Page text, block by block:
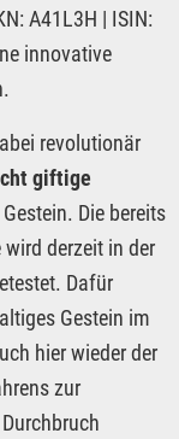
A41L3H | ISIN:
innovative
revolutionär
giftige
Die bereits
derzeit in der
Dafür
Gestein im
hier wieder der
zur